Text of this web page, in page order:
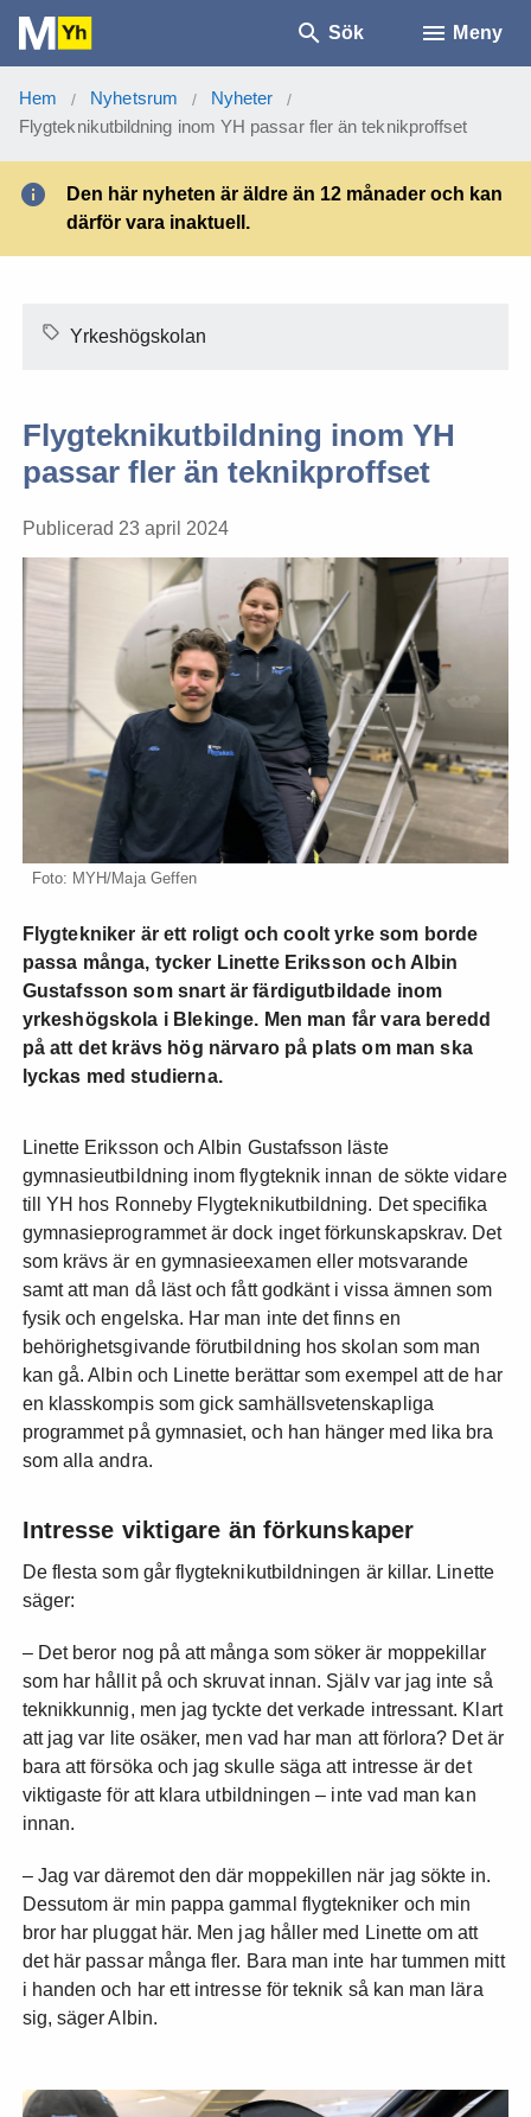
Sök Meny
Hem / Nyhetsrum / Nyheter /
Flygteknikutbildning inom YH passar fler än teknikproffset
Den här nyheten är äldre än 12 månader och kan
därför vara inaktuell.
Yrkeshögskolan
Flygteknikutbildning inom YH
passar fler än teknikproffset
Publicerad 23 april 2024
Foto: MYH/Maja Geffen
Flygtekniker är ett roligt och coolt yrke som borde
passa många, tycker Linette Eriksson och Albin
Gustafsson som snart är färdigutbildade inom
yrkeshögskola i Blekinge. Men man får vara beredd
på att det krävs hög närvaro på plats om man ska
lyckas med studierna.
Linette Eriksson och Albin Gustafsson läste
gymnasieutbildning inom flygteknik innan de sökte vidare
till YH hos Ronneby Flygteknikutbildning. Det specifika
gymnasieprogrammet är dock inget förkunskapskrav. Det
som krävs är en gymnasieexamen eller motsvarande
samt att man då läst och fått godkänt i vissa ämnen som
fysik och engelska. Har man inte det finns en
behörighetsgivande förutbildning hos skolan som man
kan gå. Albin och Linette berättar som exempel att de har
en klasskompis som gick samhällsvetenskapliga
programmet på gymnasiet, och han hänger med lika bra
som alla andra.
Intresse viktigare än förkunskaper
De flesta som går flygteknikutbildningen är killar. Linette
säger:
– Det beror nog på att många som söker är moppekillar
som har hållit på och skruvat innan. Själv var jag inte så
teknikkunnig, men jag tyckte det verkade intressant. Klart
att jag var lite osäker, men vad har man att förlora? Det är
bara att försöka och jag skulle säga att intresse är det
viktigaste för att klara utbildningen – inte vad man kan
innan.
– Jag var däremot den där moppekillen när jag sökte in.
Dessutom är min pappa gammal flygtekniker och min
bror har pluggat här. Men jag håller med Linette om att
det här passar många fler. Bara man inte har tummen mitt
i handen och har ett intresse för teknik så kan man lära
sig, säger Albin.